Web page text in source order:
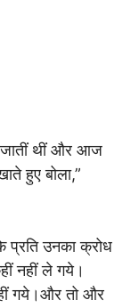
जातीं थीं और आज
हुए बोला,”
प्रति उनका क्रोध
नहीं ले गये।
गये।और तो और